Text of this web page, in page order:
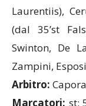
(dal 35’st
Swinton, De
Zampini,
Arbitro:
Marcatori:st:
45’ Falco (V)